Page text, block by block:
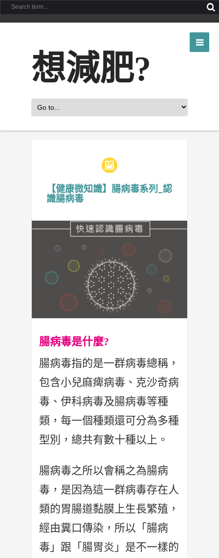
想減肥?
【健康微知識】腸病毒系列_認
識腸病毒
腸病毒是什麼?
腸病毒指的是一群病毒總稱，
包含小兒麻痺病毒、克沙奇病
毒、伊科病毒及腸病毒等種
類，每一個種類還可分為多種
型別，總共有數十種以上。
腸病毒之所以會稱之為腸病
毒，是因為這一群病毒存在人
類的胃腸道黏膜上生長繁殖，
經由糞口傳染，所以「腸病
毒」跟「腸胃炎」是不一樣的